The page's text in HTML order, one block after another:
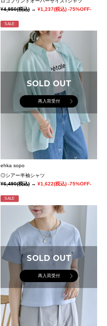
¥4,950(税込)→¥1,237(税込) -75%OFF-
SALE
SOLD OUT
再入荷受付
ehka sopo
◎シアー半袖シャツ
¥6,490(税込)→¥1,622(税込) -75%OFF-
SALE
SOLD OUT
再入荷受付